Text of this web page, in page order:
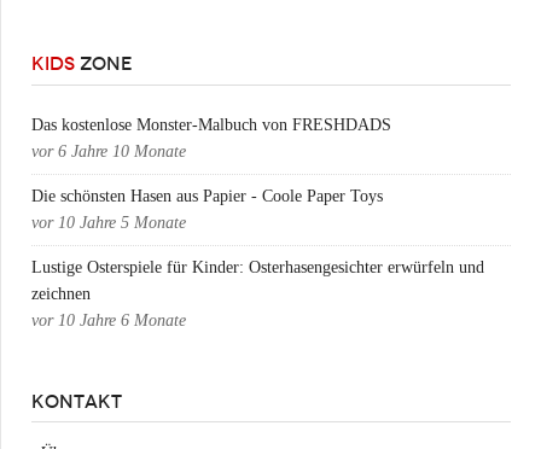
KIDS ZONE
Das kostenlose Monster-Malbuch von FRESHDADS
vor 6 Jahre 10 Monate
Die schönsten Hasen aus Papier - Coole Paper Toys
vor 10 Jahre 5 Monate
Lustige Osterspiele für Kinder: Osterhasengesichter erwürfeln und
zeichnen
vor 10 Jahre 6 Monate
KONTAKT